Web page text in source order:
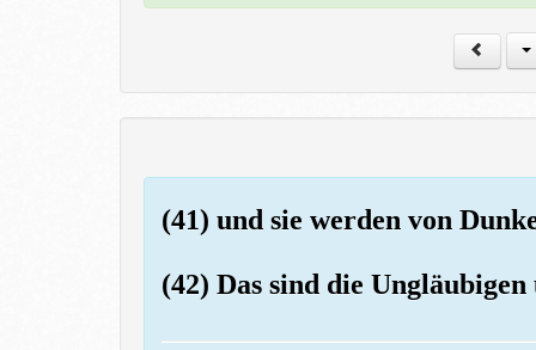
(41) und sie werden von
(42) Das sind die